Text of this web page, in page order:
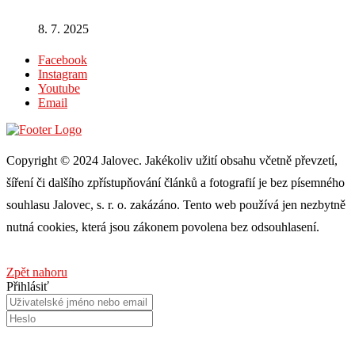
8. 7. 2025
Facebook
Instagram
Youtube
Email
Copyright © 2024 Jalovec. Jakékoliv užití obsahu včetně převzetí,
šíření či dalšího zpřístupňování článků a fotografií je bez písemného
souhlasu Jalovec, s. r. o. zakázáno. Tento web používá jen nezbytně
nutná cookies, která jsou zákonem povolena bez odsouhlasení.
Zpět nahoru
Přihlásiť